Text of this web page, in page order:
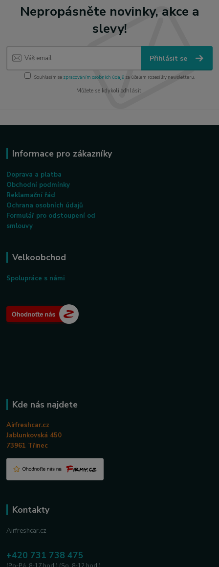
Nepropásněte novinky, akce a
slevy!
Přihlásit se
Souhlasím se zpracováním osobních údajůza účelem rozesílky newsletteru.
Můžete se kdykoli odhlásit.
Informace pro zákazníky
Doprava a platba
Obchodní podmínky
Reklamační řád
Ochrana osobních údajů
Formulář pro odstoupení od
smlouvy
Velkoobchod
Spolupráce s námi
Kde nás najdete
Airfreshcar.cz
Jablunkovská 450
73961 Třinec
Kontakty
Airfreshcar.cz
+420 731 738 475